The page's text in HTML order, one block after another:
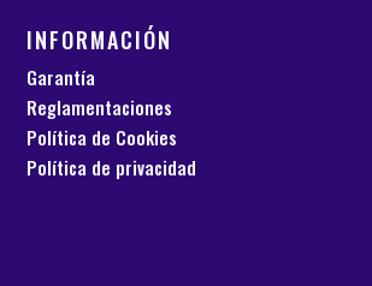
INFORMACIÓN
Garantía
Reglamentaciones
Política de Cookies
Política de privacidad